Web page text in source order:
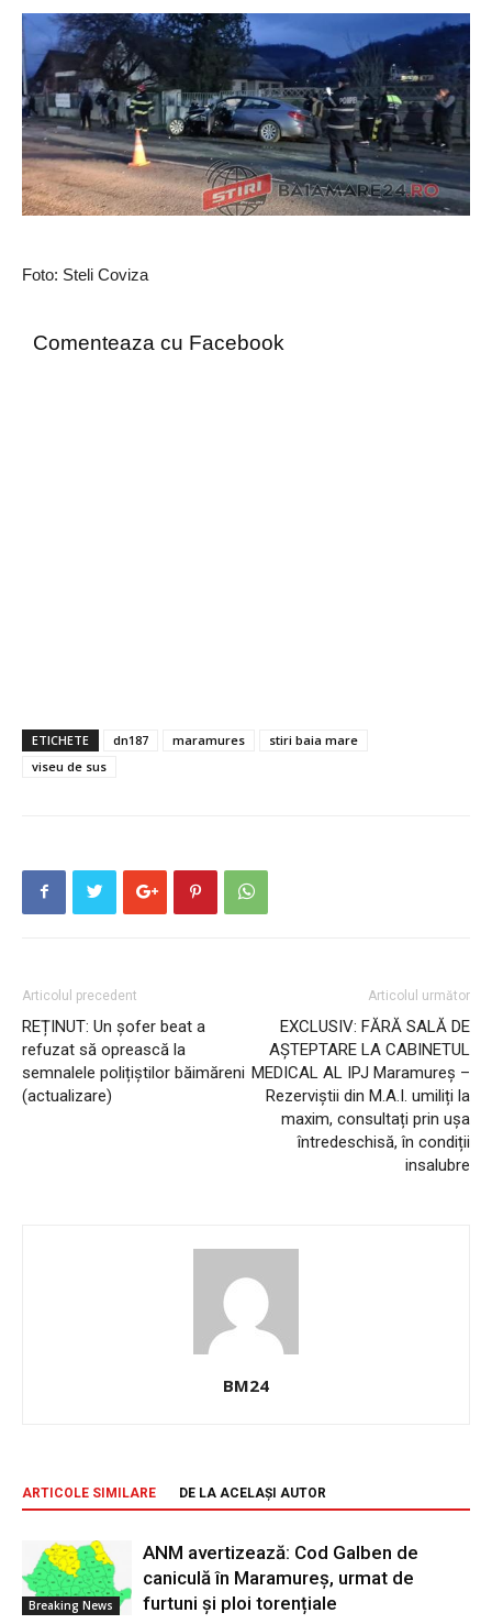
Foto: Steli Coviza
Comenteaza cu Facebook
ETICHETE dn187 maramures
stiri baia mare
viseu de sus
Articolul precedent
REȚINUT: Un șofer beat a
refuzat să oprească la
semnalele polițiștilor băimăreni
(actualizare)
Articolul următor
EXCLUSIV: FĂRĂ SALĂ DE
AȘTEPTARE LA CABINETUL
MEDICAL AL IPJ Maramureș –
Rezerviștii din M.A.I. umiliți la
maxim, consultați prin ușa
întredeschisă, în condiții
insalubre
BM24
ARTICOLE SIMILARE DE LA ACELAȘI AUTOR
Breaking News
ANM avertizează: Cod Galben de
caniculă în Maramureș, urmat de
furtuni și ploi torențiale